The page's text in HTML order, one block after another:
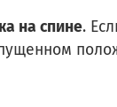
на спине.